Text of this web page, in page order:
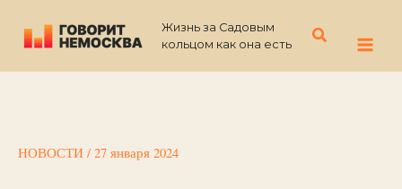
содержимому
Жизнь за Садовым
кольцом как она есть
Поиск
НОВОСТИ / 27 января 2024